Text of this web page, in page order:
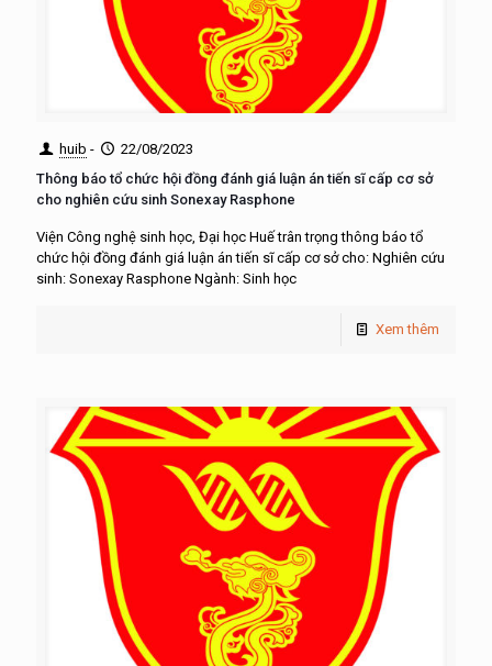
huib -
22/08/2023
Thông báo tổ chức hội đồng đánh giá luận án tiến sĩ cấp cơ sở
cho nghiên cứu sinh Sonexay Rasphone
Viện Công nghệ sinh học, Đại học Huế trân trọng thông báo tổ
chức hội đồng đánh giá luận án tiến sĩ cấp cơ sở cho: Nghiên cứu
sinh: Sonexay Rasphone Ngành: Sinh học
Xem thêm